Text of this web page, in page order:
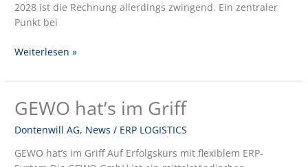
2028 ist die Rechnung allerdings zwingend. Ein zentraler
Punkt bei
Weiterlesen »
GEWO hat’s im Griff
Dontenwill AG, News / ERP LOGISTICS
GEWO hat’s im Griff Auf Erfolgskurs mit flexiblem ERP-
GEWO
hat’s
im
Griff